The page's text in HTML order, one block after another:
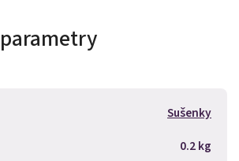
Sušenky
0.2 kg